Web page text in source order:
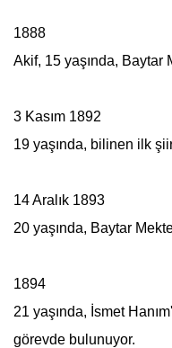
1888
Akif, 15 yaşında, Baytar
3 Kasım 1892
19 yaşında, bilinen ilk
14 Aralık 1893
20 yaşında, Baytar
1894
21 yaşında, İsmet
görevde bulunuyor.